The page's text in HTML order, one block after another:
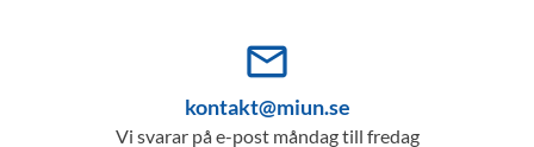
mail_outline
kontakt@miun.se
Vi svarar på e-post måndag till fredag